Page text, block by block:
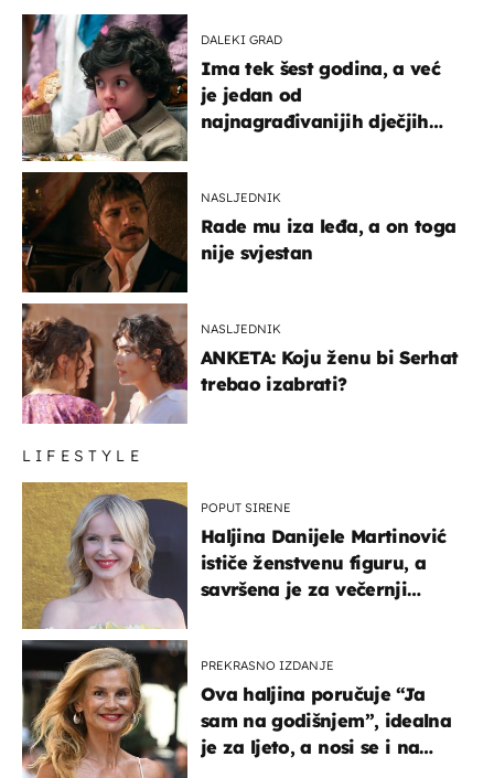
DALEKI GRAD
Ima tek šest godina, a već
je jedan od
najnagrađivanijih dječjih
NASLJEDNIK
Rade mu iza leđa, a on toga
nije svjestan
NASLJEDNIK
ANKETA: Koju ženu bi Serhat
trebao izabrati?
LIFESTYLE
POPUT SIRENE
Haljina Danijele Martinović
ističe ženstvenu figuru, a
savršena je za večernji
PREKRASNO IZDANJE
Ova haljina poručuje “Ja
sam na godišnjem”, idealna
je za ljeto, a nosi se i na